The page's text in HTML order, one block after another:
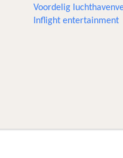
Voordelig
Inflight entertainment